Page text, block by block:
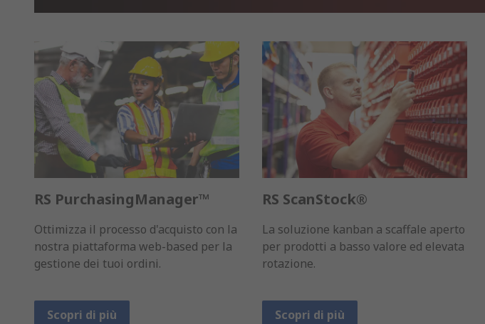
RS PurchasingManager™
Ottimizza il processo d'acquisto con la
nostra piattaforma web-based per la
gestione dei tuoi ordini.
Scopri di più
RS ScanStock®
La soluzione kanban a scaffale aperto
per prodotti a basso valore ed elevata
rotazione.
Scopri di più